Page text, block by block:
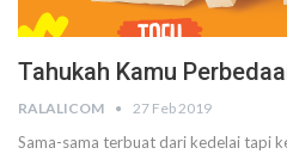
Tahukah Kamu
RALALICOM 27 Feb 2019
Sama-sama terbuat dari kedelai tapi